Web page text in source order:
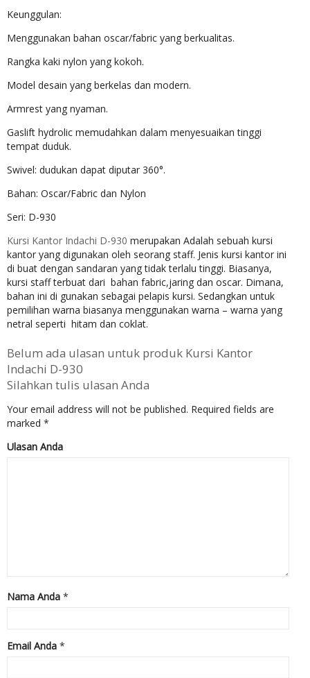
Keunggulan:
Menggunakan bahan oscar/fabric yang berkualitas.
Rangka kaki nylon yang kokoh.
Model desain yang berkelas dan modern.
Armrest yang nyaman.
Gaslift hydrolic memudahkan dalam menyesuaikan tinggi
tempat duduk.
Swivel: dudukan dapat diputar 360°.
Bahan: Oscar/Fabric dan Nylon
Seri: D-930
Kursi Kantor Indachi D-930 merupakan Adalah sebuah kursi
kantor yang digunakan oleh seorang staff. Jenis kursi kantor ini
di buat dengan sandaran yang tidak terlalu tinggi. Biasanya,
kursi staff terbuat dari bahan fabric,jaring dan oscar. Dimana,
bahan ini di gunakan sebagai pelapis kursi. Sedangkan untuk
pemilihan warna biasanya menggunakan warna – warna yang
netral seperti hitam dan coklat.
Belum ada ulasan untuk produk Kursi Kantor
Indachi D-930
Silahkan tulis ulasan Anda
Your email address will not be published. Required fields are
marked *
Ulasan Anda
Nama Anda *
Email Anda *